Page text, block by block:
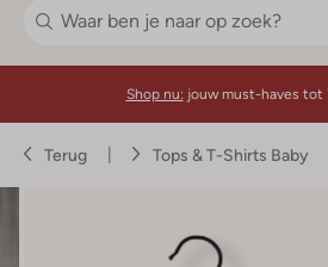
Shop nu: jouw must-haves tot
Terug Tops & T-Shirts Baby